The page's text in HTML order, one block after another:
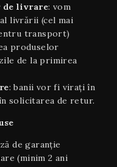
de livrare: vom
livrării (cel mai
transport)
produselor
de la primirea
: banii vor fi virați în
solicitarea de retur.
de garanție
(minim 2 ani